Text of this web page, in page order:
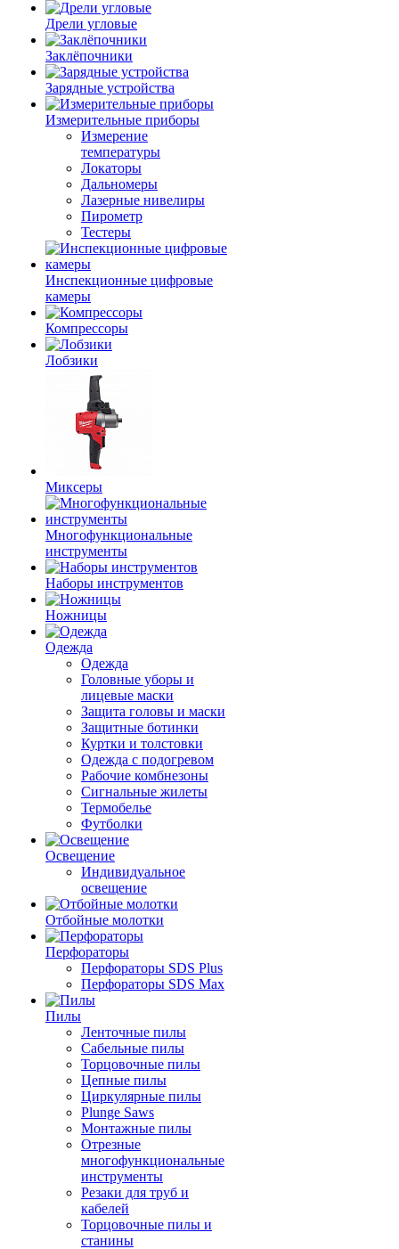
Дрели угловые
Заклёпочники
Зарядные устройства
Измерительные приборы
Измерение
температуры
Локаторы
Дальномеры
Лазерные нивелиры
Пирометр
Тестеры
Инспекционные цифровые
камеры
Компрессоры
Лобзики
Миксеры
Многофункциональные
инструменты
Наборы инструментов
Ножницы
Одежда
Одежда
Головные уборы и
лицевые маски
Защита головы и маски
Защитные ботинки
Куртки и толстовки
Одежда с подогревом
Рабочие комбнезоны
Сигнальные жилеты
Термобелье
Футболки
Освещение
Индивидуальное
освещение
Отбойные молотки
Перфораторы
Перфораторы SDS Plus
Перфораторы SDS Max
Пилы
Ленточные пилы
Сабельные пилы
Торцовочные пилы
Цепные пилы
Циркулярные пилы
Plunge Saws
Монтажные пилы
Отрезные
многофункциональные
инструменты
Резаки для труб и
кабелей
Торцовочные пилы и
станины